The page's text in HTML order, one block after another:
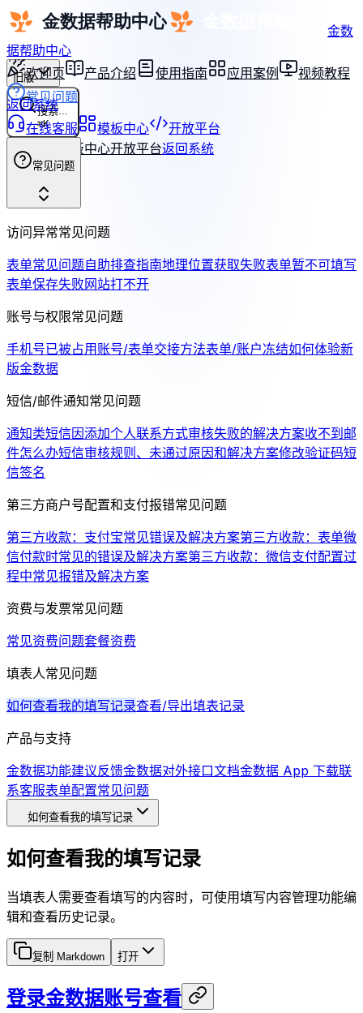
金数
据帮助中心
旧版
搜索...
⌘K
在线客服 模板中心开放平台返回系统
欢迎页 产品介绍 使用指南 应用案例
视频教程
常见问题
返回系统
在线客服
模板中心 开放平台
常见问题
访问异常常见问题
表单常见问题自助排查指南地理位置获取失败表单暂不可填写
表单保存失败网站打不开
账号与权限常见问题
手机号已被占用账号/表单交接方法表单/账户冻结如何体验新
版金数据
短信/邮件通知常见问题
通知类短信因添加个人联系方式审核失败的解决方案收不到邮
件怎么办短信审核规则、未通过原因和解决方案修改验证码短
信签名
第三方商户号配置和支付报错常见问题
第三方收款：支付宝常见错误及解决方案第三方收款：表单微
信付款时常见的错误及解决方案第三方收款：微信支付配置过
程中常见报错及解决方案
资费与发票常见问题
常见资费问题套餐资费
填表人常见问题
如何查看我的填写记录查看/导出填表记录
产品与支持
金数据功能建议反馈金数据对外接口文档金数据 App 下载联
系客服表单配置常见问题
如何查看我的填写记录
如何查看我的填写记录
当填表人需要查看填写的内容时，可使用填写内容管理功能编
辑和查看历史记录。
复制 Markdown 打开
登录金数据账号查看